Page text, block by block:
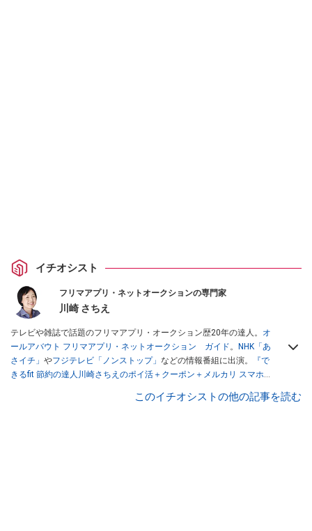
イチオシスト
フリマアプリ・ネットオークションの専門家
川崎 さちえ
テレビや雑誌で話題のフリマアプリ・オークション歴20年の達人。 オ
ールアバウト フリマアプリ・ネットオークション ガイド。
NHK「あ
さイチ」 やフジテレビ「ノンストップ」 などの情報番組に出演。
『で
きるfit 節約の達人川崎さちえのポイ活＋クーポン＋メルカリ スマホで
スマホ1つでスキマ時間に効率的に稼ぐ！』（翔泳社刊） ほか著書多
このイチオシストの他の記事を読む